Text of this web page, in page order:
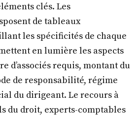
clés. Les
de tableaux
les spécificités de chaque
en lumière les aspects
d’associés requis, montant du
de responsabilité, régime
du dirigeant. Le recours à
du droit, experts-comptables